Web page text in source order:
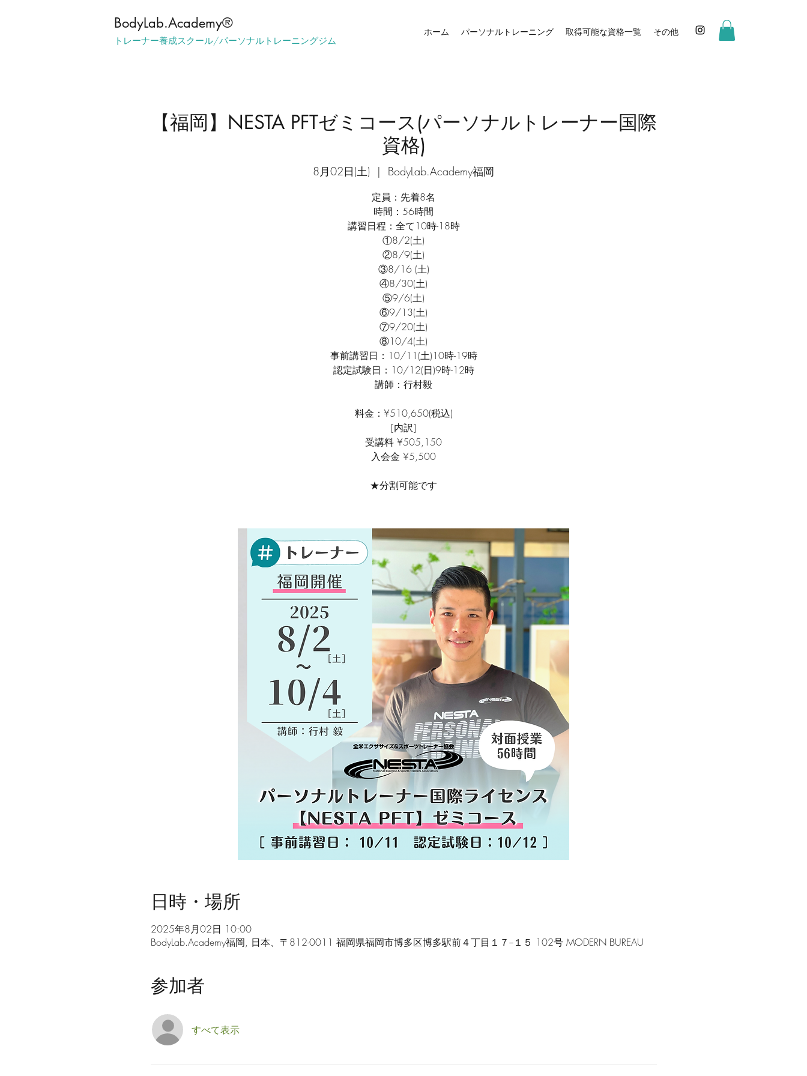
​BodyLab.Academy®︎
トレーナー養成スクール/パーソナルトレーニングジム
ホーム パーソナルトレーニング 取得可能な資格一覧 その他
【福岡】NESTA PFTゼミコース(パーソナルトレーナー国際
資格)
8月02日(土)
  |
BodyLab.Academy福岡
定員：先着8名
時間：56時間
講習日程：全て10時-18時
①8/2(土)
②8/9(土)
③8/16 (土)
④8/30(土)
⑤9/6(土)
⑥9/13(土)
⑦9/20(土)
⑧10/4(土)
事前講習日：10/11(土)10時-19時
認定試験日：10/12(日)9時-12時
講師：行村毅
料金：¥510,650(税込)
[内訳]
受講料 ¥505,150
入会金 ¥5,500
★分割可能です
日時・場所
2025年8月02日 10:00
BodyLab.Academy福岡, 日本、〒812-0011 福岡県福岡市博多区博多駅前４丁目１７−１５ 102号 MODERN BUREAU
参加者
すべて表示